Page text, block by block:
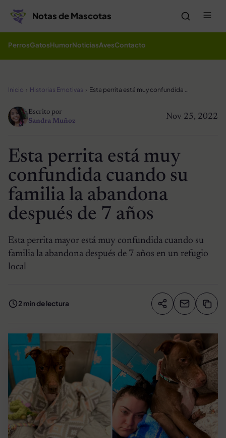
Notas de Mascotas
PerrosGatosHumorNoticiasAvesContacto
Inicio Historias Emotivas Esta perrita está muy confundida cuando su familia la abandona después de 7 años
Nov 25, 2022
Escrito por
Sandra Muñoz
Esta perrita está muy
confundida cuando su
familia la abandona
después de 7 años
Esta perrita mayor está muy confundida cuando su
familia la abandona después de 7 años en un refugio
local
2 min de lectura Compartir